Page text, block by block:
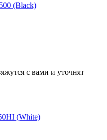
(Black)
с вами и уточнят
(White)